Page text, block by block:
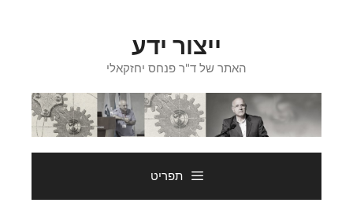
ייצור ידע
האתר של ד"ר פנחס יחזקאלי
תפריט